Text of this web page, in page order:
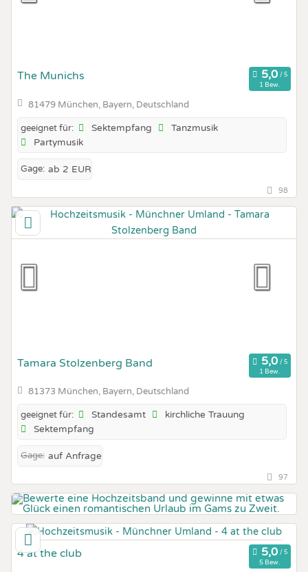
The Munichs
1 Bew.
81479 München, Bayern, Deutschland
geeignet für: Sektempfang
Tanzmusik
Partymusik
Gage: ab 2 EUR
98
Tamara Stolzenberg Band
1 Bew.
81373 München, Bayern, Deutschland
geeignet für: Standesamt
kirchliche Trauung
Sektempfang
Gage: auf Anfrage
97
4 at the club
5 Bew.